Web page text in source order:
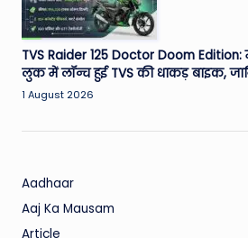
TVS Raider 125 Doctor Doom
लुक में लॉन्च हुई TVS की धाकड़ बाइक,
1 August 2026
Aadhaar
Aaj Ka Mausam
Article